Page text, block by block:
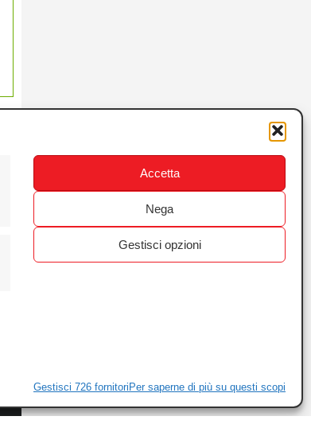
Gestisci 726 fornitori Per saperne di più su questi scopi
Accetta
Nega
Gestisci opzioni